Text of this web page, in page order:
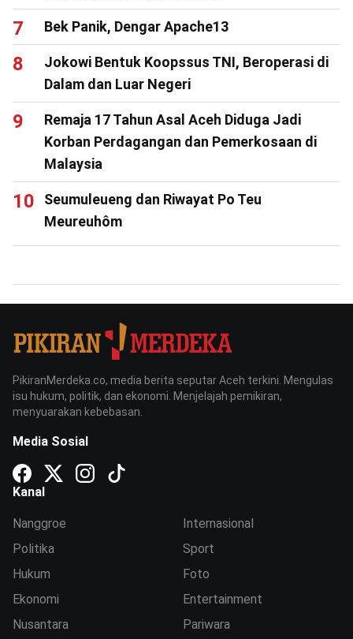
Bek Panik, Dengar Apache13
Jokowi Bentuk Koopssus TNI, Beroperasi di
Dalam dan Luar Negeri
Remaja 17 Tahun Asal Aceh Diduga Jadi
Korban Perdagangan dan Pemerkosaan di
Malaysia
Seumuleueng dan Riwayat Po Teu
Meureuhôm
PikiranMerdeka.co, media berita seputar Aceh terkini. Mengulas
isu hukum, politik, dan ekonomi. Menjelajah pemikiran,
menyuarakan kebebasan.
Media Sosial
Kanal
Nanggroe
Politika
Hukum
Ekonomi
Nusantara
Internasional
Sport
Foto
Entertainment
Pariwara